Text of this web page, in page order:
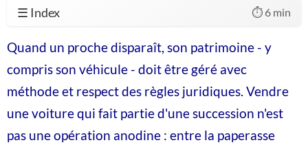
☰ Index ⏱️ 6 min
Quand un proche disparaît, son patrimoine - y
compris son véhicule - doit être géré avec
méthode et respect des règles juridiques. Vendre
une voiture qui fait partie d'une succession n'est
pas une opération anodine : entre la paperasse